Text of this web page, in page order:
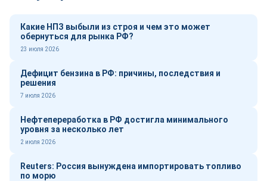
Какие НПЗ выбыли из строя и чем это может
обернуться для рынка РФ?
23 июля 2026
Дефицит бензина в РФ: причины, последствия и
решения
7 июля 2026
Нефтепереработка в РФ достигла минимального
уровня за несколько лет
2 июля 2026
Reuters: Россия вынуждена импортировать топливо
по морю